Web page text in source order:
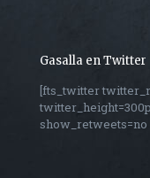
Gasalla en Twitter
[fts_twitter